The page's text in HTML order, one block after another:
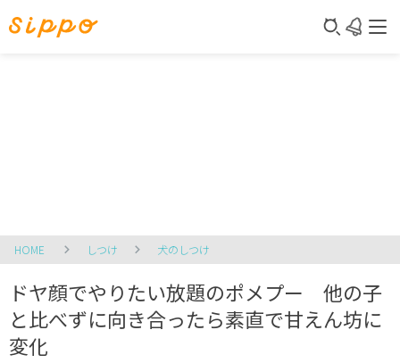
HOME しつけ 犬のしつけ
ドヤ顔でやりたい放題のポメプー 他の子
と比べずに向き合ったら素直で甘えん坊に
変化